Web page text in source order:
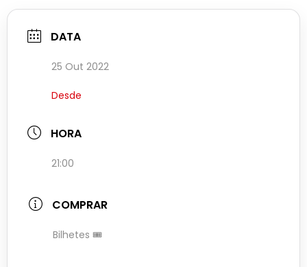
DATA
25 Out 2022
Desde
HORA
21:00
COMPRAR
Bilhetes 🎟